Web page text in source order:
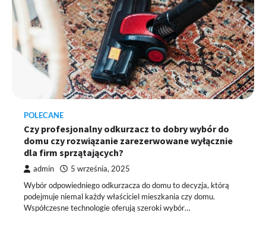
POLECANE
Czy profesjonalny odkurzacz to dobry wybór do
domu czy rozwiązanie zarezerwowane wyłącznie
dla firm sprzątających?
admin 5 września, 2025
Wybór odpowiedniego odkurzacza do domu to decyzja, którą
podejmuje niemal każdy właściciel mieszkania czy domu.
Współczesne technologie oferują szeroki wybór…